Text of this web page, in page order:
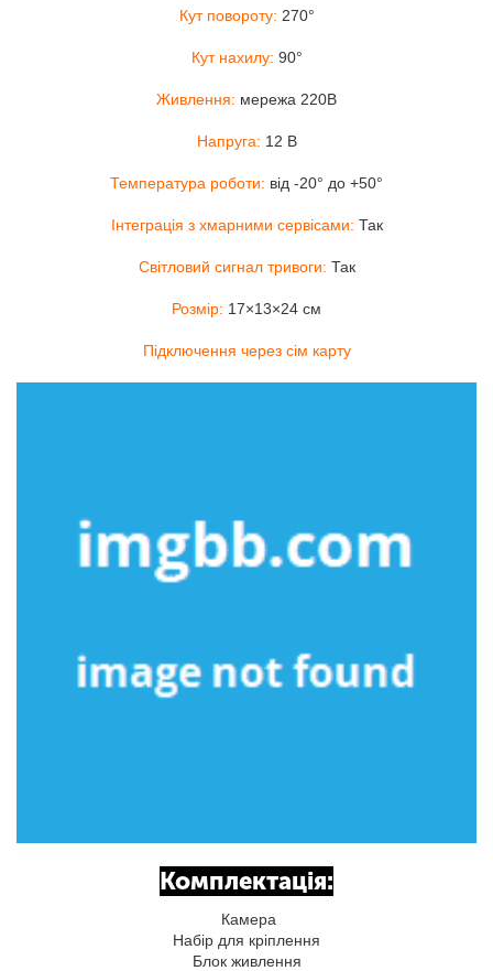
Кут повороту: 270°
Кут нахилу: 90°
Живлення: мережа 220В
Напруга: 12 В
Температура роботи: від -20° до +50°
Інтеграція з хмарними сервісами: Так
Світловий сигнал тривоги: Так
Розмір: 17×13×24 см
Підключення через сім карту
Комплектація:
Камера
Набір для кріплення
Блок живлення